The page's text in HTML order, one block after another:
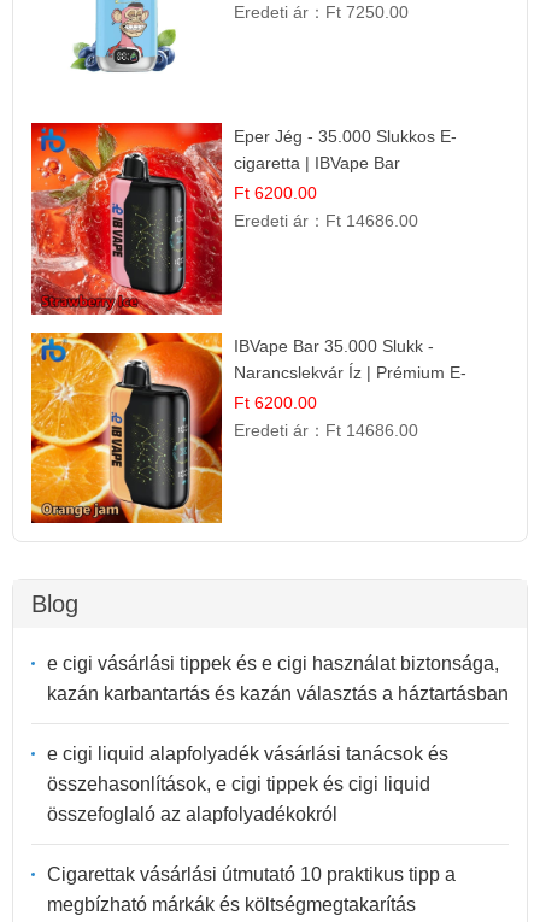
Eredeti ár： Ft 7250.00
Eper Jég - 35.000 Slukkos E-
cigaretta | IBVape Bar
Ft 6200.00
Eredeti ár： Ft 14686.00
IBVape Bar 35.000 Slukk -
Narancslekvár Íz | Prémium E-
cigaretta
Ft 6200.00
Eredeti ár： Ft 14686.00
Blog
e cigi vásárlási tippek és e cigi használat biztonsága,
kazán karbantartás és kazán választás a háztartásban
e cigi liquid alapfolyadék vásárlási tanácsok és
összehasonlítások, e cigi tippek és cigi liquid
összefoglaló az alapfolyadékokról
Cigarettak vásárlási útmutató 10 praktikus tipp a
megbízható márkák és költségmegtakarítás